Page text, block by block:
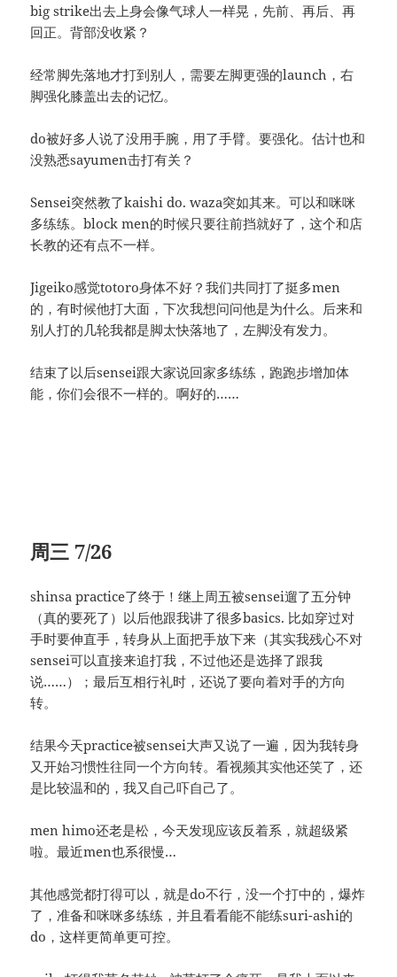
big strike出去上身会像气球人一样晃，先前、再后、再
回正。背部没收紧？
经常脚先落地才打到别人，需要左脚更强的launch，右
脚强化膝盖出去的记忆。
do被好多人说了没用手腕，用了手臂。要强化。估计也和
没熟悉sayumen击打有关？
Sensei突然教了kaishi do. waza突如其来。可以和咪咪
多练练。block men的时候只要往前挡就好了，这个和店
长教的还有点不一样。
Jigeiko感觉totoro身体不好？我们共同打了挺多men
的，有时候他打大面，下次我想问问他是为什么。后来和
别人打的几轮我都是脚太快落地了，左脚没有发力。
结束了以后sensei跟大家说回家多练练，跑跑步增加体
能，你们会很不一样的。啊好的……
周三 7/26
shinsa practice了终于！继上周五被sensei遛了五分钟
（真的要死了）以后他跟我讲了很多basics. 比如穿过对
手时要伸直手，转身从上面把手放下来（其实我残心不对
sensei可以直接来追打我，不过他还是选择了跟我
说……）；最后互相行礼时，还说了要向着对手的方向
转。
结果今天practice被sensei大声又说了一遍，因为我转身
又开始习惯性往同一个方向转。看视频其实他还笑了，还
是比较温和的，我又自己吓自己了。
men himo还老是松，今天发现应该反着系，就超级紧
啦。最近men也系很慢…
其他感觉都打得可以，就是do不行，没一个打中的，爆炸
了，准备和咪咪多练练，并且看看能不能练suri-ashi的
do，这样更简单更可控。